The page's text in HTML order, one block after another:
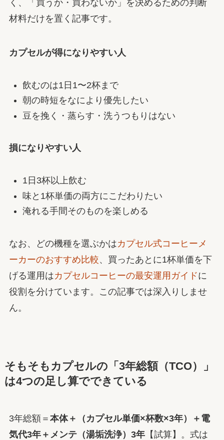
く、「買うか・買わないか」を決めるための判断
材料だけを置く記事です。
カプセルが得になりやすい人
飲むのは1日1〜2杯まで
朝の時短をなにより優先したい
豆を挽く・蒸らす・洗うつもりはない
損になりやすい人
1日3杯以上飲む
味と1杯単価の両方にこだわりたい
淹れる手間そのものを楽しめる
なお、どの機種を選ぶかはカプセル式コーヒーメ
ーカーのおすすめ比較、買ったあとに1杯単価を下
げる運用はカプセルコーヒーの最安運用ガイドに
役割を分けています。この記事では深入りしませ
ん。
そもそもカプセルの「3年総額（TCO）」
は4つの足し算でできている
3年総額＝ 本体＋（カプセル単価×杯数×3年）＋電
気代3年＋メンテ（湯垢洗浄）3年【試算】。式は